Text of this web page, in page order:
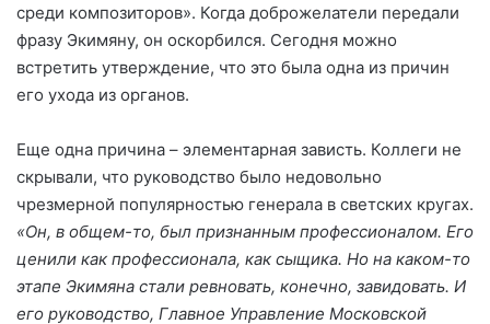
среди композиторов». Когда доброжелатели передали
фразу Экимяну, он оскорбился. Сегодня можно
встретить утверждение, что это была одна из причин
его ухода из органов.
Еще одна причина – элементарная зависть. Коллеги не
скрывали, что руководство было недовольно
чрезмерной популярностью генерала в светских кругах.
«Он, в общем-то, был признанным профессионалом. Его
ценили как профессионала, как сыщика. Но на каком-то
этапе Экимяна стали ревновать, конечно, завидовать. И
его руководство, Главное Управление Московской